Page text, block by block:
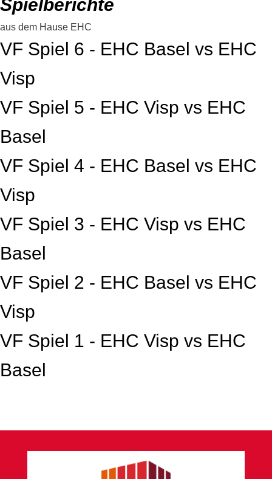
Spielberichte
aus dem Hause EHC
VF Spiel 6 - EHC Basel vs EHC
Visp
VF Spiel 5 - EHC Visp vs EHC
Basel
VF Spiel 4 - EHC Basel vs EHC
Visp
VF Spiel 3 - EHC Visp vs EHC
Basel
VF Spiel 2 - EHC Basel vs EHC
Visp
VF Spiel 1 - EHC Visp vs EHC
Basel